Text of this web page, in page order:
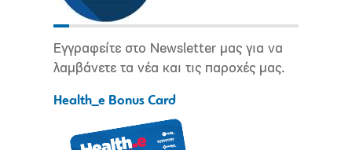
Εγγραφείτε στο Newsletter μας για να
λαμβάνετε τα νέα και τις παροχές μας.
Health_e Bonus Card